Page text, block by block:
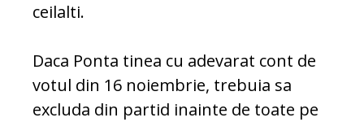
ceilalti.
Daca Ponta tinea cu adevarat cont de
votul din 16 noiembrie, trebuia sa
excluda din partid inainte de toate pe